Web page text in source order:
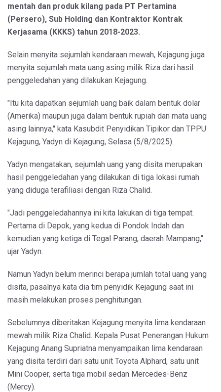
mentah dan produk kilang pada PT Pertamina
(Persero), Sub Holding dan Kontraktor Kontrak
Kerjasama (KKKS) tahun 2018-2023.
Selain menyita sejumlah kendaraan mewah, Kejagung juga
menyita sejumlah mata uang asing milik Riza dari hasil
penggeledahan yang dilakukan Kejagung.
"Itu kita dapatkan sejumlah uang baik dalam bentuk dolar
(Amerika) maupun juga dalam bentuk rupiah dan mata uang
asing lainnya," kata Kasubdit Penyidikan Tipikor dan TPPU
Kejagung, Yadyn di Kejagung, Selasa (5/8/2025).
Yadyn mengatakan, sejumlah uang yang disita merupakan
hasil penggeledahan yang dilakukan di tiga lokasi rumah
yang diduga terafiliasi dengan Riza Chalid.
"Jadi penggeledahannya ini kita lakukan di tiga tempat.
Pertama di Depok, yang kedua di Pondok Indah dan
kemudian yang ketiga di Tegal Parang, daerah Mampang,"
ujar Yadyn.
Namun Yadyn belum merinci berapa jumlah total uang yang
disita, pasalnya kata dia tim penyidik Kejagung saat ini
masih melakukan proses penghitungan.
Sebelumnya diberitakan Kejagung menyita lima kendaraan
mewah milik Riza Chalid. Kepala Pusat Penerangan Hukum
Kejagung Anang Supriatna menyampaikan lima kendaraan
yang disita terdiri dari satu unit Toyota Alphard, satu unit
Mini Cooper, serta tiga mobil sedan Mercedes-Benz
(Mercy).